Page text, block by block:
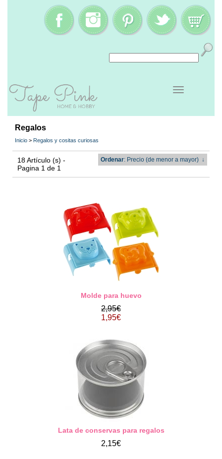
Regalos
Inicio > Regalos y cositas curiosas
18 Artículo (s) -
Pagina 1 de 1
Ordenar: Precio (de menor a mayor)↓
Molde para huevo
2,95€
1,95€
Lata de conservas para regalos
2,15€